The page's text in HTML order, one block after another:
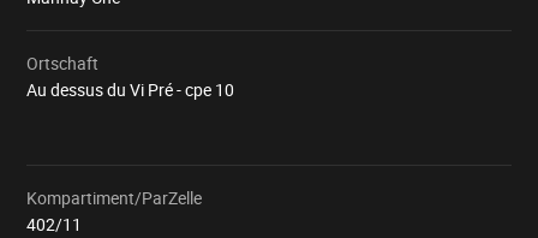
Ortschaft
Au dessus du Vi Pré - cpe 10
Kompartiment/ParZelle
402/11
Wird